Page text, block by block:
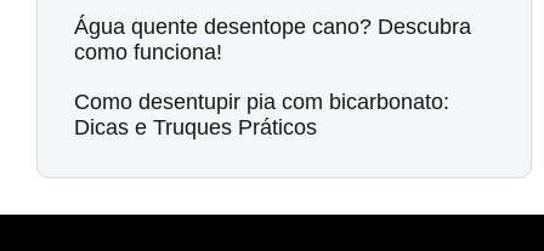
Água quente desentope cano? Descubra
como funciona!
Como desentupir pia com bicarbonato:
Dicas e Truques Práticos